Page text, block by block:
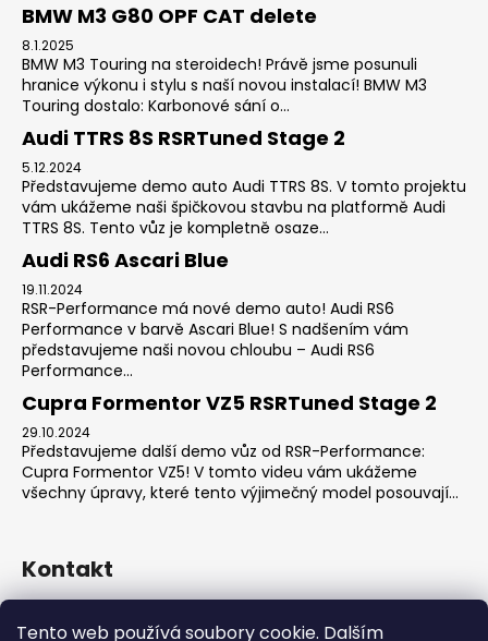
Tento web používá soubory cookie. Dalším
BMW M3 G80 OPF CAT delete
8.1.2025
BMW M3 Touring na steroidech! Právě jsme posunuli
hranice výkonu i stylu s naší novou instalací! BMW M3
Touring dostalo: Karbonové sání o...
Audi TTRS 8S RSRTuned Stage 2
5.12.2024
Představujeme demo auto Audi TTRS 8S. V tomto projektu
vám ukážeme naši špičkovou stavbu na platformě Audi
TTRS 8S. Tento vůz je kompletně osaze...
Audi RS6 Ascari Blue
19.11.2024
RSR-Performance má nové demo auto! Audi RS6
Performance v barvě Ascari Blue! S nadšením vám
představujeme naši novou chloubu – Audi RS6
Performance...
Cupra Formentor VZ5 RSRTuned Stage 2
29.10.2024
Představujeme další demo vůz od RSR-Performance:
Cupra Formentor VZ5! V tomto videu vám ukážeme
všechny úpravy, které tento výjimečný model posouvají...
Kontakt